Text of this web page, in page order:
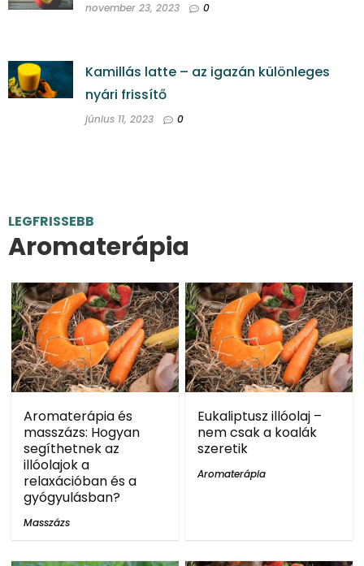
november 23, 2023 0
Kamillás latte – az igazán különleges
nyári frissítő
június 11, 2023 0
LEGFRISSEBB
Aromaterápia
Aromaterápia és
masszázs: Hogyan
segíthetnek az
illóolajok a
relaxációban és a
gyógyulásban?
Masszázs
Eukaliptusz illóolaj –
nem csak a koalák
szeretik
Aromaterápia